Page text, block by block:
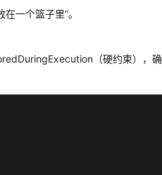
一个篮子里”。
（硬约束），确